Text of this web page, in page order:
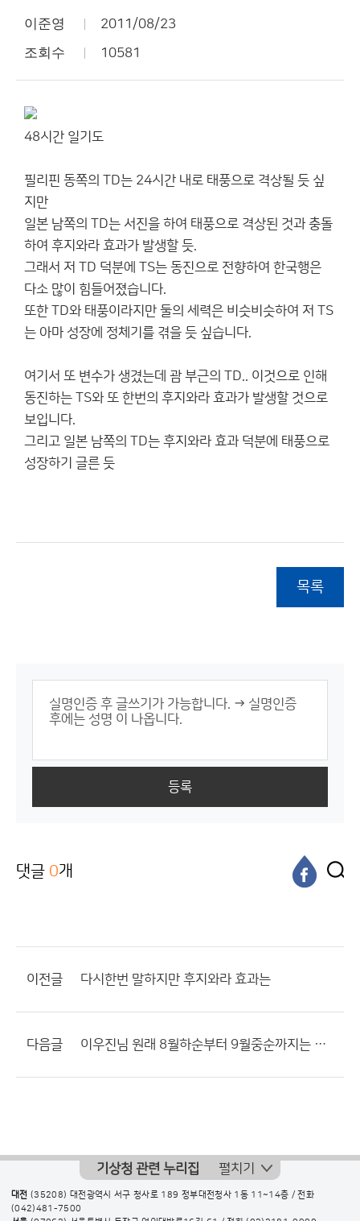
이준영 2011/08/23
조회수 10581
48시간 일기도
필리핀 동쪽의 TD는 24시간 내로 태풍으로 격상될 듯 싶
지만
일본 남쪽의 TD는 서진을 하여 태풍으로 격상된 것과 충돌
하여 후지와라 효과가 발생할 듯.
그래서 저 TD 덕분에 TS는 동진으로 전향하여 한국행은
다소 많이 힘들어졌습니다.
또한 TD와 태풍이라지만 둘의 세력은 비슷비슷하여 저 TS
는 아마 성장에 정체기를 겪을 듯 싶습니다.
여기서 또 변수가 생겼는데 괌 부근의 TD.. 이것으로 인해
동진하는 TS와 또 한번의 후지와라 효과가 발생할 것으로
보입니다.
그리고 일본 남쪽의 TD는 후지와라 효과 덕분에 태풍으로
성장하기 글른 듯
목록
등록
댓글 0개
이전글 다시한번 말하지만 후지와라 효과는
다음글 이우진님 원래 8월하순부터 9월중순까지는 남부지방에 비가 잦을시기
기상청 관련 누리집 펼치기
대전 (35208) 대전광역시 서구 청사로 189 정부대전청사 1동 11~14층 / 전화
(042)481-7500